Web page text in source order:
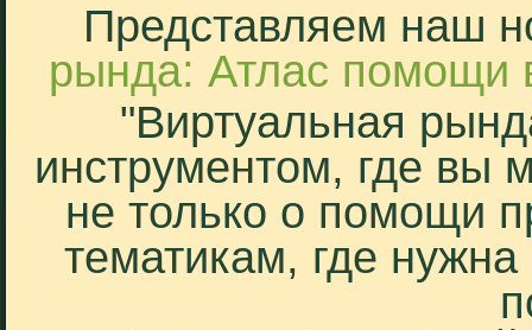
Представляем наш
рында: Атлас помощи
"Виртуальная
инструментом, где вы
не только о помощи
тематикам, где